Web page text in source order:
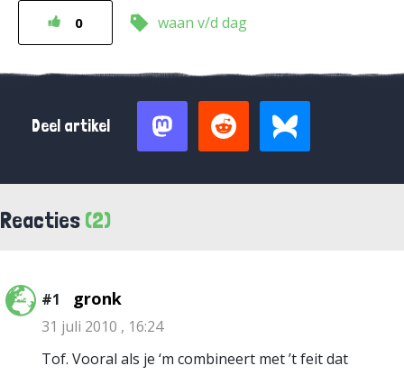
0 waan v/d dag
Deel artikel
Reacties (2)
#1 gronk
31 juli 2010 , 16:24
Tof. Vooral als je ‘m combineert met ’t feit dat